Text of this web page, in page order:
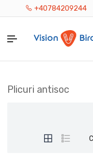
+40784209244
Plicuri antisoc